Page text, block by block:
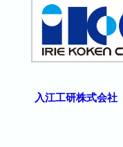
入江工研株式会社